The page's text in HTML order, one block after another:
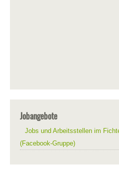
Jobangebote
Jobs und Arbeitsstellen im
(Facebook-Gruppe)